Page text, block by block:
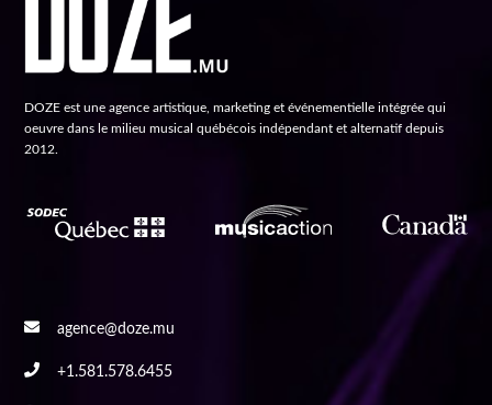
DOZE est une agence artistique, marketing et événementielle intégrée qui
oeuvre dans le milieu musical québécois indépendant et alternatif depuis
2012.
agence@doze.mu
+1.581.578.6455